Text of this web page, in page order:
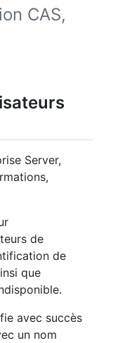
CAS,
Server,
de
de
que
avec succès
un nom